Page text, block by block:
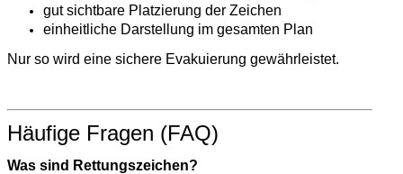
gut sichtbare Platzierung der Zeichen
einheitliche Darstellung im gesamten Plan
Nur so wird eine sichere Evakuierung gewährleistet.
Häufige Fragen (FAQ)
Was sind Rettungszeichen?